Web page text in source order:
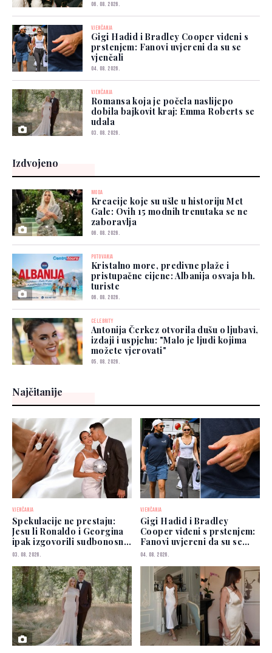
06. 08. 2026.
VJENČANJA
Gigi Hadid i Bradley Cooper viđeni s
prstenjem: Fanovi uvjereni da su se
vjenčali
04. 08. 2026.
VJENČANJA
Romansa koja je počela naslijepo
dobila bajkovit kraj: Emma Roberts se
udala
03. 08. 2026.
Izdvojeno
MODA
Kreacije koje su ušle u historiju Met
Gale: Ovih 15 modnih trenutaka se ne
zaboravlja
06. 08. 2026.
PUTOVANJA
Kristalno more, predivne plaže i
pristupačne cijene: Albanija osvaja bh.
turiste
06. 08. 2026.
CELEBRITY
Antonija Čerkez otvorila dušu o ljubavi,
izdaji i uspjehu: "Malo je ljudi kojima
možete vjerovati"
05. 08. 2026.
Najčitanije
VJENČANJA
Spekulacije ne prestaju:
Jesu li Ronaldo i Georgina
ipak izgovorili sudbonosno
"da"?
03. 08. 2026.
VJENČANJA
Gigi Hadid i Bradley
Cooper viđeni s prstenjem:
Fanovi uvjereni da su se
vjenčali
04. 08. 2026.